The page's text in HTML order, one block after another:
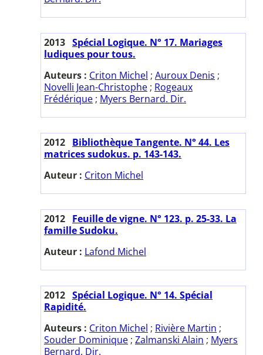
2013 Spécial Logique. N° 17. Mariages
ludiques pour tous.
Auteurs : Criton Michel ; Auroux Denis ;
Novelli Jean-Christophe ; Rogeaux
Frédérique ; Myers Bernard. Dir.
2012 Bibliothèque Tangente. N° 44. Les
matrices sudokus. p. 143-143.
Auteur : Criton Michel
2012 Feuille de vigne. N° 123. p. 25-33. La
famille Sudoku.
Auteur : Lafond Michel
2012 Spécial Logique. N° 14. Spécial
Rapidité.
Auteurs : Criton Michel ; Rivière Martin ;
Souder Dominique ; Zalmanski Alain ; Myers
Bernard. Dir.